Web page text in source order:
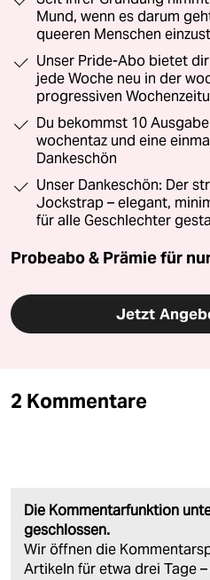
Mund, wenn es darum
queeren Menschen
Unser Pride-Abo bietet
jede Woche neu in der
progressiven
Du bekommst 10
wochentaz und eine
Dankeschön
Unser Dankeschön: Der
Jockstrap – elegant,
für alle Geschlechter
Probeabo & Prämie für
Jetzt
2 Kommentare
Die Kommentarfunktion
geschlossen.
Wir öffnen die
Artikeln für etwa drei Tage –